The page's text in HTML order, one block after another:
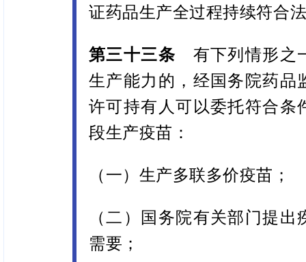
证药品生产全过程持续符合
第三十三条 有下列情形之
生产能力的，经国务院药品
许可持有人可以委托符合条
段生产疫苗：
（一）生产多联多价疫苗；
（二）国务院有关部门提
需要；